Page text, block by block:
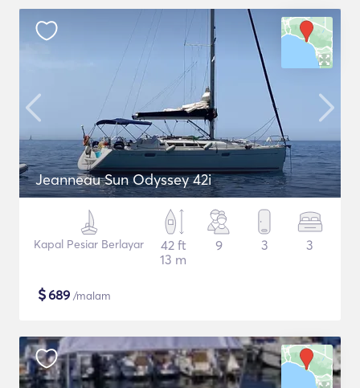
Jeanneau Sun Odyssey 42i
Kapal Pesiar Berlayar
42 ft
13 m
9 3 3
$689 /malam